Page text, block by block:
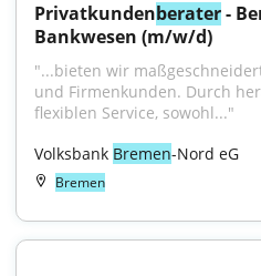
Privatkundenberater -
Bankwesen (m/w/d)
"...bieten wir
und Firmenkunden. Durch
flexiblen Service, sowohl..."
Volksbank Bremen-Nord eG
Bremen